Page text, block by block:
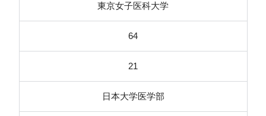
東京女子医科大学
64
21
日本大学医学部